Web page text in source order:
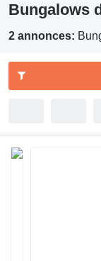
Bungalows
2 annonces: